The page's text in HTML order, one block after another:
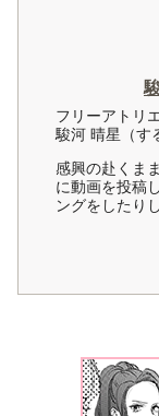
フリーアトリ
駿河 晴星（す
感興の赴くま
に動画を投稿
ングをしたり